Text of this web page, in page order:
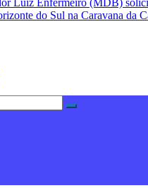
Luiz Enfermeiro (MDB)
do Sul na Caravana da